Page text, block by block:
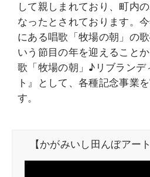
して親しまれており、町内
なったとされております。
にある唱歌「牧場の朝」の
いう節目の年を迎えること
歌「牧場の朝」♪リブランデ
ト』として、各種記念事業
す。
【かがみいし田んぼアー